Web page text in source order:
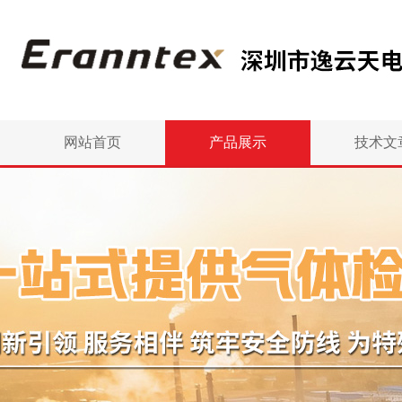
网站首页 产品展示 技术文